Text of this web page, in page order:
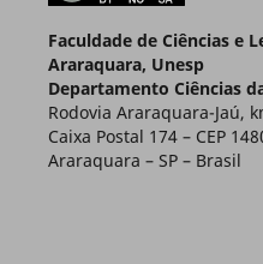
Faculdade de Ciências e
Araraquara, Unesp
Departamento Ciências
Rodovia Araraquara-Jaú,
Caixa Postal 174 – CEP
Araraquara